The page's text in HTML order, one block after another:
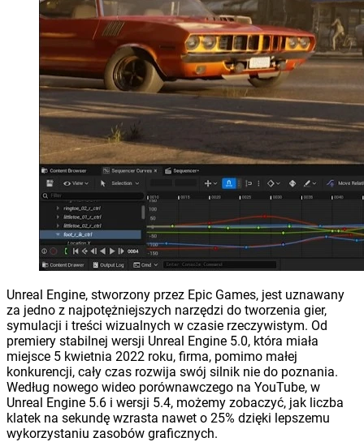
Unreal Engine, stworzony przez Epic Games, jest uznawany
za jedno z najpotężniejszych narzędzi do tworzenia gier,
symulacji i treści wizualnych w czasie rzeczywistym. Od
premiery stabilnej wersji Unreal Engine 5.0, która miała
miejsce 5 kwietnia 2022 roku, firma, pomimo małej
konkurencji, cały czas rozwija swój silnik nie do poznania.
Według nowego wideo porównawczego na YouTube, w
Unreal Engine 5.6 i wersji 5.4, możemy zobaczyć, jak liczba
klatek na sekundę wzrasta nawet o 25% dzięki lepszemu
wykorzystaniu zasobów graficznych.